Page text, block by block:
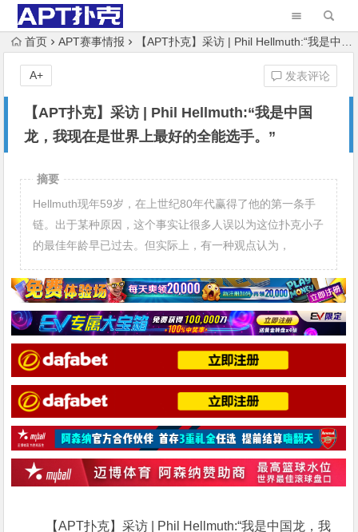
首页 APT赛事情报 【APT扑克】采访 | Phil Hellmuth:“我是中国龙，我现在是世界上最好的全能选手。”
【APT扑克】采访 | Phil Hellmuth:“我是中国
龙，我现在是世界上最好的全能选手。”
发表评论
A+
摘要
Hellmuth现年59岁，在上世纪80年代赢得了他的第一条手
链。出于某种原因，这个事实让很多人误以为这位扑克小子
的最佳年龄早已过去。但实际上，有一种观点认为，
【APT扑克】采访 | Phil Hellmuth:“我是中国龙，我